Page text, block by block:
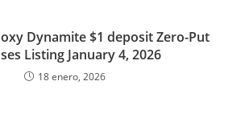
Dynamite $1 deposit Zero-Put
Listing January 4, 2026
18 enero, 2026